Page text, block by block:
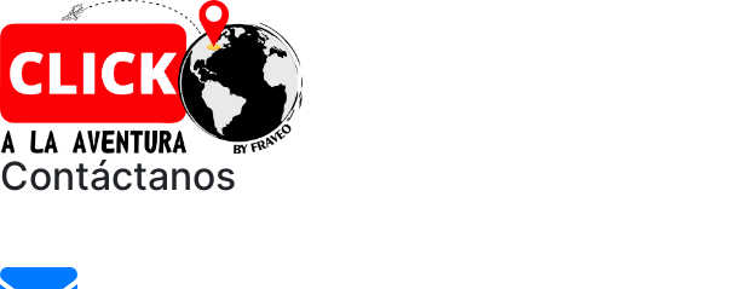
Contáctanos